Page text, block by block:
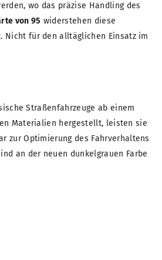
wo das präzise Handling des
von 95 widerstehen diese
Nicht für den alltäglichen Einsatz im
Straßenfahrzeuge ab einem
Materialien hergestellt, leisten sie
zur Optimierung des Fahrverhaltens
an der neuen dunkelgrauen Farbe